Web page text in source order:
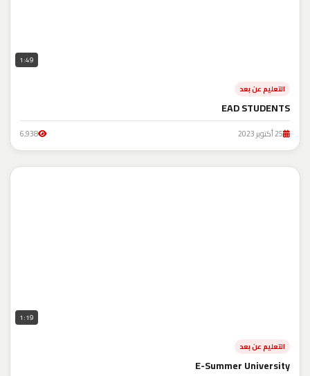
1:49
التعليم عن بعد
EAD STUDENTS
25 أكتوبر 2023 6,938
1:19
التعليم عن بعد
E-Summer University